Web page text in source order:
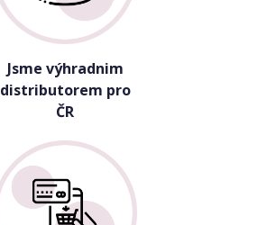
Jsme výhradnim
distributorem pro
ČR